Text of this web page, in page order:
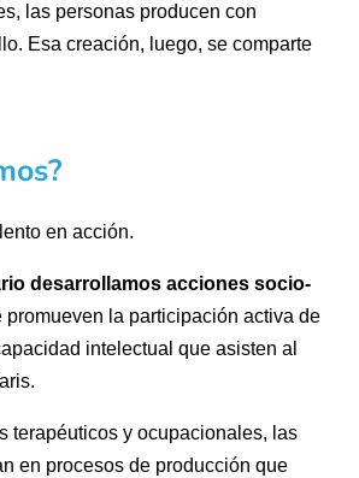
las personas producen con
Esa creación, luego, se comparte
en acción.
desarrollamos acciones socio-
promueven la participación activa de
intelectual que asisten al
terapéuticos y ocupacionales, las
en procesos de producción que